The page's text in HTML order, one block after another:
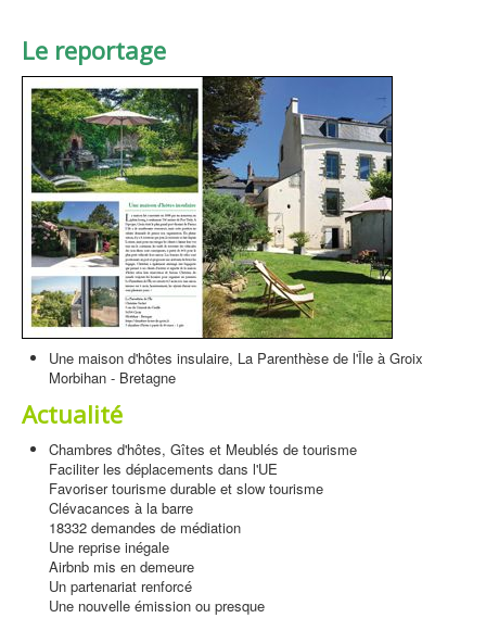
Le reportage
Une maison d'hôtes insulaire, La Parenthèse de l'Île à Groix
Morbihan - Bretagne
Actualité
Chambres d'hôtes, Gîtes et Meublés de tourisme
Faciliter les déplacements dans l'UE
Favoriser tourisme durable et slow tourisme
Clévacances à la barre
18332 demandes de médiation
Une reprise inégale
Airbnb mis en demeure
Un partenariat renforcé
Une nouvelle émission ou presque